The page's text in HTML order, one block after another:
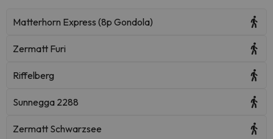
Matterhorn Express (8p Gondola)
Zermatt Furi
Riffelberg
Sunnegga 2288
Zermatt Schwarzsee